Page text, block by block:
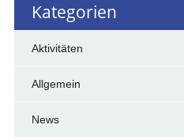
Kategorien
Aktivitäten
Allgemein
News